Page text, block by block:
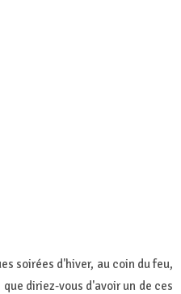
soirées d'hiver, au coin du feu,
diriez-vous d'avoir un de ces